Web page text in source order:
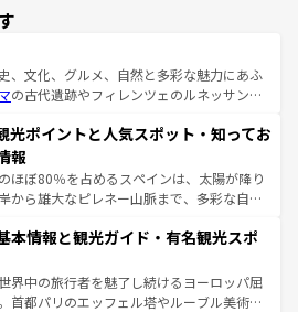
、文化、グルメ、自然と多彩な魅力にあふ
の古代遺跡やフィレンツェのルネッサンス
ナの美しい田園風景やアマルフィ海岸の絶
観も見逃せない。観光の合間には、本場の
ど、絶品のイタリア料理を堪能することも
めてから夜眠るまで、すべての瞬間を楽し
タリア情報はコンテンツ一覧を参照してほ
光ポイントと人気スポット・知ってお
報
ほぼ80％を占めるスペインは、太陽が降り
から雄大なピレネー山脈まで、多彩な自然
の国では、情熱的なフラメンコ、熱気あふ
て美味しいタパスが生活の一部となってい
ードの洗練された雰囲気や、バルセロナの
街角から、地方では古代ローマ遺跡や中世
本情報と観光ガイド・有名観光スポ
界中の旅行者を魅了し続けるヨーロッパ屈
首都パリのエッフェル塔やルーブル美術館